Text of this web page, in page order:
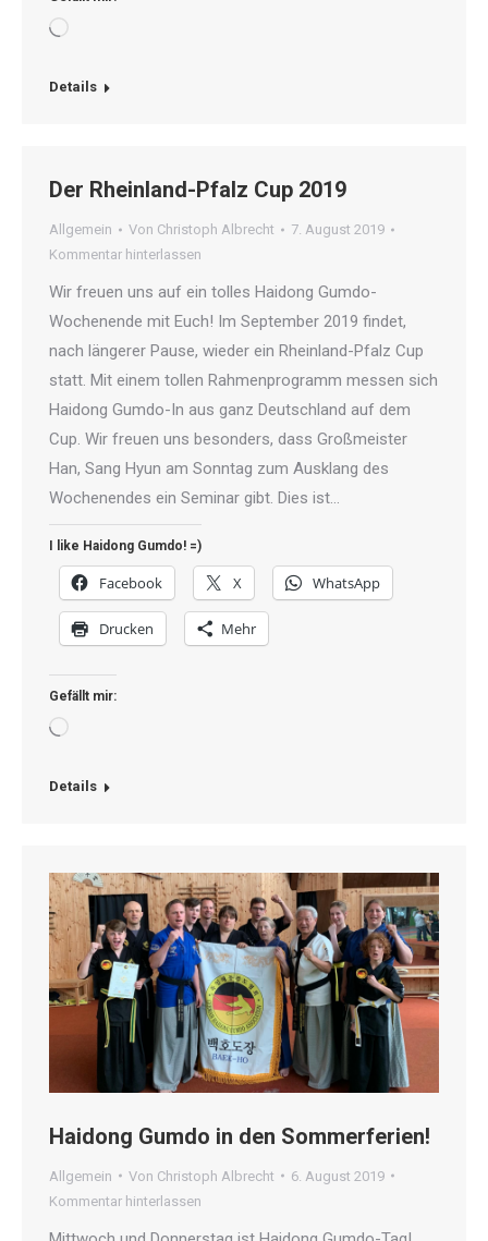
Wird
Details
Der Rheinland-Pfalz Cup 2019
Allgemein Von Christoph Albrecht
7. August 2019
Kommentar hinterlassen
Wir freuen uns auf ein tolles Haidong Gumdo-
Wochenende mit Euch! Im September 2019 findet,
nach längerer Pause, wieder ein Rheinland-Pfalz Cup
statt. Mit einem tollen Rahmenprogramm messen sich
Haidong Gumdo-In aus ganz Deutschland auf dem
Cup. Wir freuen uns besonders, dass Großmeister
Han, Sang Hyun am Sonntag zum Ausklang des
Wochenendes ein Seminar gibt. Dies ist…
I like Haidong Gumdo! =)
Facebook X WhatsApp
Drucken Mehr
Gefällt mir:
Wird
Details
Haidong Gumdo in den Sommerferien!
Allgemein Von Christoph Albrecht
6. August 2019
Kommentar hinterlassen